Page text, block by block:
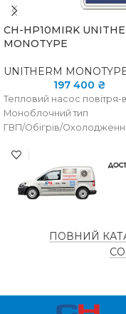
CH-HP10MIRK
MONOTYPE
UNITHERM
197 400 ₴
Тепловий насос повітря-
Моноблочний тип
ГВП/Обігрів/
ПОВНИЙ